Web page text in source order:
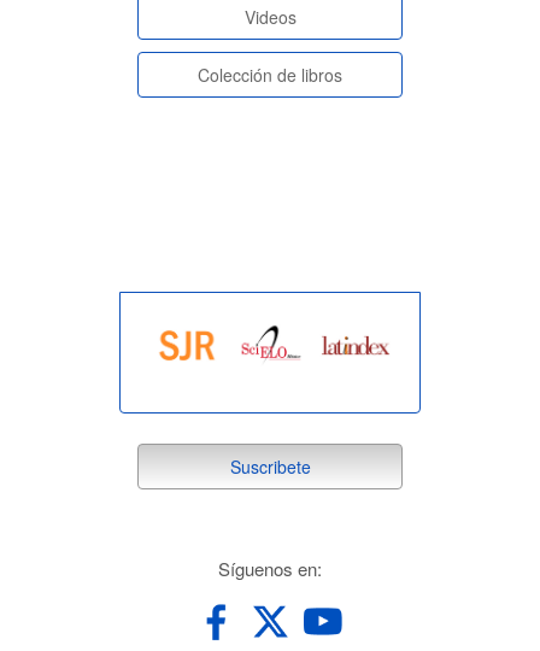
Videos
Colección de libros
suscribete
Suscribete
Síguenos en: